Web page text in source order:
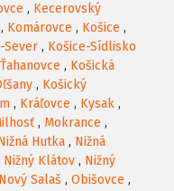
, Kecerovský
, Komárovce , Košice ,
Sever , Košice-Sídlisko
, Košická
, Košický
, Kráľovce , Kysak ,
, Mokrance ,
Hutka , Nižná
Nižný Klátov , Nižný
Nový Salaš , Obišovce ,